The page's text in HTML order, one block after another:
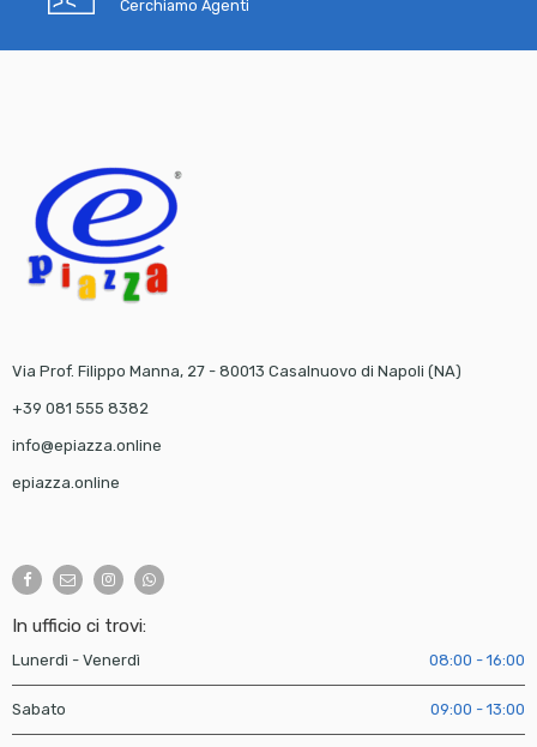
Cerchiamo Agenti
Via Prof. Filippo Manna, 27 - 80013 Casalnuovo di Napoli (NA)
+39 081 555 8382
info@epiazza.online
epiazza.online
In ufficio ci trovi:
Lunerdì - Venerdì 08:00 - 16:00
Sabato 09:00 - 13:00